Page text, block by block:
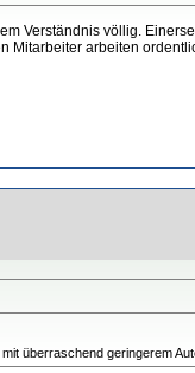
Verständnis völlig.
Mitarbeiter arbeiten
überraschend geringerem